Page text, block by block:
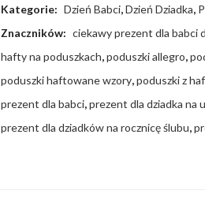
Kategorie: Dzień Babci,Dzień Dziadka,
Znaczników: ciekawy prezent dla babci
hafty na poduszkach,poduszki allegro,
poduszki haftowane wzory,poduszki z
prezent dla babci,prezent dla dziadka na
prezent dla dziadków na rocznicę ślubu,